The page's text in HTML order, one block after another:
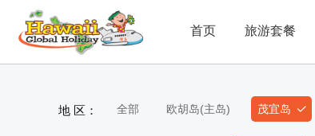
首页 旅游套餐
地 区： 全部 欧胡岛(主岛) 茂宜岛